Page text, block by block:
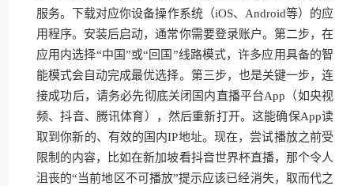
服务。下载对应你设备操作系统（iOS、Android等）的应
用程序。安装后启动，通常你需要登录账户。第二步，在
应用内选择“中国”或“回国”线路模式，许多应用具备的智
能模式会自动完成最优选择。第三步，也是关键一步，连
接成功后，请务必先彻底关闭国内直播平台App（如央视
频、抖音、腾讯体育），然后重新打开。这能确保App读
取到你新的、有效的国内IP地址。现在，尝试播放之前受
限制的内容，比如在新加坡看抖音世界杯直播，那个令人
沮丧的“当前地区不可播放”提示应该已经消失，取而代之